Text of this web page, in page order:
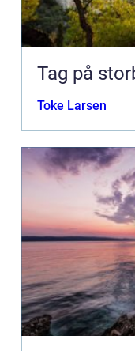
Tag på
Toke Larsen